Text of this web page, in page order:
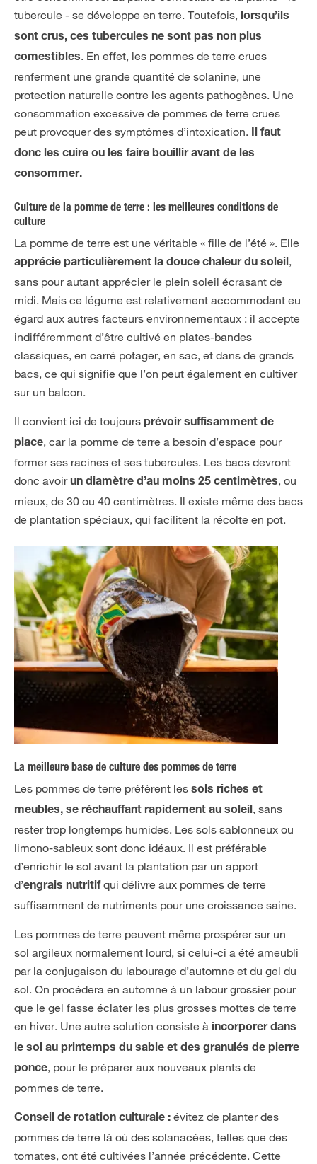
tubercule - se développe en terre. Toutefois, lorsqu’ils
sont crus, ces tubercules ne sont pas non plus
comestibles. En effet, les pommes de terre crues
renferment une grande quantité de solanine, une
protection naturelle contre les agents pathogènes. Une
consommation excessive de pommes de terre crues
peut provoquer des symptômes d’intoxication. Il faut
donc les cuire ou les faire bouillir avant de les
consommer.
Culture de la pomme de terre : les meilleures conditions de
culture
La pomme de terre est une véritable « fille de l’été ». Elle
apprécie particulièrement la douce chaleur du soleil,
sans pour autant apprécier le plein soleil écrasant de
midi. Mais ce légume est relativement accommodant eu
égard aux autres facteurs environnementaux : il accepte
indifféremment d’être cultivé en plates-bandes
classiques, en carré potager, en sac, et dans de grands
bacs, ce qui signifie que l’on peut également en cultiver
sur un balcon.
Il convient ici de toujours prévoir suffisamment de
place, car la pomme de terre a besoin d’espace pour
former ses racines et ses tubercules. Les bacs devront
donc avoirun diamètre d’au moins 25 centimètres, ou
mieux, de 30 ou 40 centimètres. Il existe même des bacs
de plantation spéciaux, qui facilitent la récolte en pot.
La meilleure base de culture des pommes de terre
Les pommes de terre préfèrent les sols riches et
meubles, se réchauffant rapidement au soleil, sans
rester trop longtemps humides. Les sols sablonneux ou
limono-sableux sont donc idéaux. Il est préférable
d’enrichir le sol avant la plantation par un apport
d’engrais nutritifqui délivre aux pommes de terre
suffisamment de nutriments pour une croissance saine.
Les pommes de terre peuvent même prospérer sur un
sol argileux normalement lourd, si celui-ci a été ameubli
par la conjugaison du labourage d’automne et du gel du
sol. On procédera en automne à un labour grossier pour
que le gel fasse éclater les plus grosses mottes de terre
en hiver. Une autre solution consiste à incorporer dans
le sol au printemps du sable et des granulés de pierre
ponce, pour le préparer aux nouveaux plants de
pommes de terre.
Conseil de rotation culturale : évitez de planter des
pommes de terre là où des solanacées, telles que des
tomates, ont été cultivées l’année précédente. Cette